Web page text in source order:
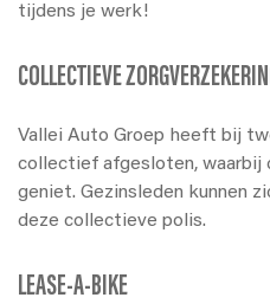
tijdens je werk!
COLLECTIEVE
Vallei Auto Groep heeft bij
collectief afgesloten, waarbij
geniet. Gezinsleden kunnen
deze collectieve polis.
LEASE-A-BIKE